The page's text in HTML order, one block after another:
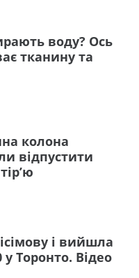
воду? Ось
тканину та
колона
відпустити
і вийшла
у Торонто. Відео